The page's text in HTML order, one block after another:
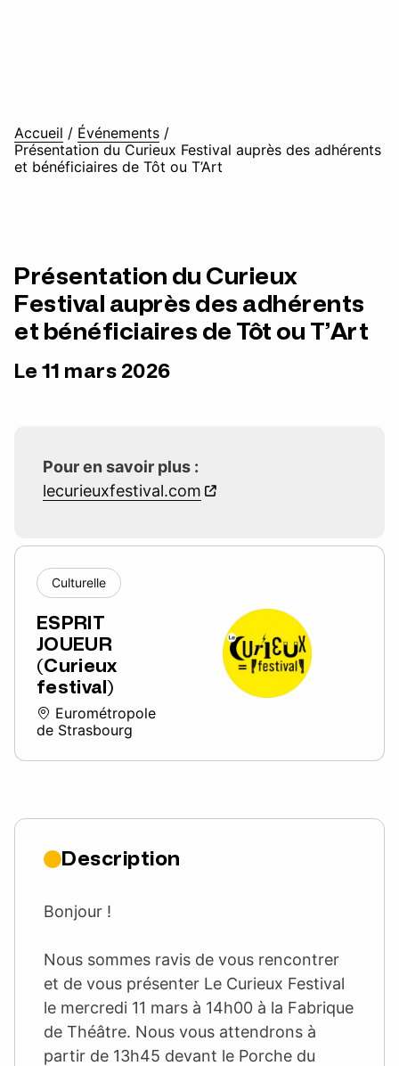
Accueil / Événements /
Présentation du Curieux Festival auprès des adhérents
et bénéficiaires de Tôt ou T’Art
Présentation du Curieux
Festival auprès des adhérents
et bénéficiaires de Tôt ou T’Art
Le 11 mars 2026
Pour en savoir plus :
lecurieuxfestival.com
Culturelle
ESPRIT
JOUEUR
(Curieux
festival)
Eurométropole
de Strasbourg
Description
Bonjour !
Nous sommes ravis de vous rencontrer
et de vous présenter Le Curieux Festival
le mercredi 11 mars à 14h00 à la Fabrique
de Théâtre. Nous vous attendrons à
partir de 13h45 devant le Porche du